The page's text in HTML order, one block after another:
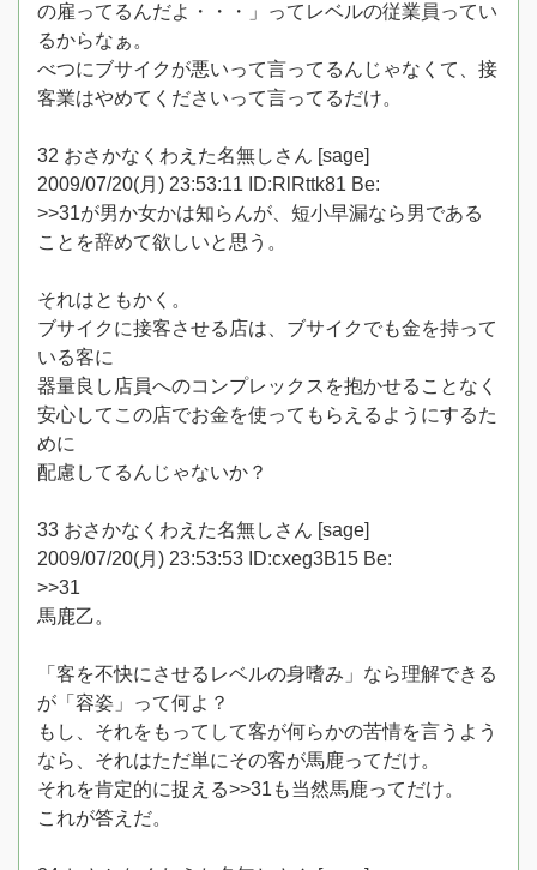
の雇ってるんだよ・・・」ってレベルの従業員ってい
るからなぁ。
べつにブサイクが悪いって言ってるんじゃなくて、接
客業はやめてくださいって言ってるだけ。
32 おさかなくわえた名無しさん [sage]
2009/07/20(月) 23:53:11 ID:RlRttk81 Be:
>>31が男か女かは知らんが、短小早漏なら男である
ことを辞めて欲しいと思う。
それはともかく。
ブサイクに接客させる店は、ブサイクでも金を持って
いる客に
器量良し店員へのコンプレックスを抱かせることなく
安心してこの店でお金を使ってもらえるようにするた
めに
配慮してるんじゃないか？
33 おさかなくわえた名無しさん [sage]
2009/07/20(月) 23:53:53 ID:cxeg3B15 Be:
>>31
馬鹿乙。
「客を不快にさせるレベルの身嗜み」なら理解できる
が「容姿」って何よ？
もし、それをもってして客が何らかの苦情を言うよう
なら、それはただ単にその客が馬鹿ってだけ。
それを肯定的に捉える>>31も当然馬鹿ってだけ。
これが答えだ。